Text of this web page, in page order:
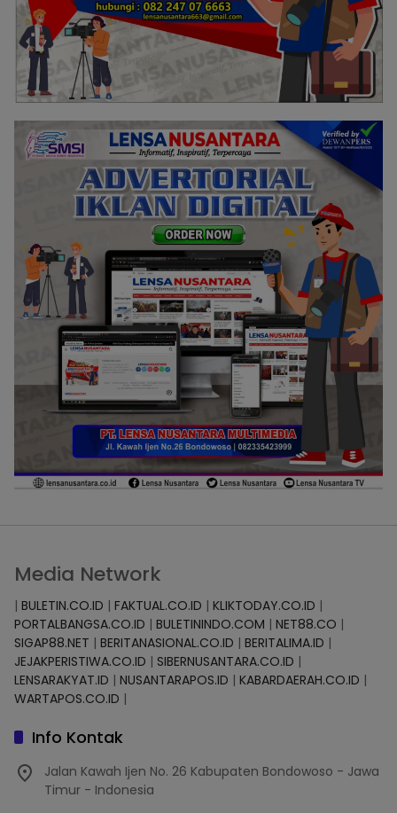
Media Network
| BULETIN.CO.ID | FAKTUAL.CO.ID | KLIKTODAY.CO.ID |
PORTALBANGSA.CO.ID | BULETININDO.COM | NET88.CO |
SIGAP88.NET | BERITANASIONAL.CO.ID | BERITALIMA.ID |
JEJAKPERISTIWA.CO.ID | SIBERNUSANTARA.CO.ID |
LENSARAKYAT.ID | NUSANTARAPOS.ID | KABARDAERAH.CO.ID |
WARTAPOS.CO.ID |
Info Kontak
Jalan Kawah Ijen No. 26 Kabupaten Bondowoso - Jawa
Timur - Indonesia